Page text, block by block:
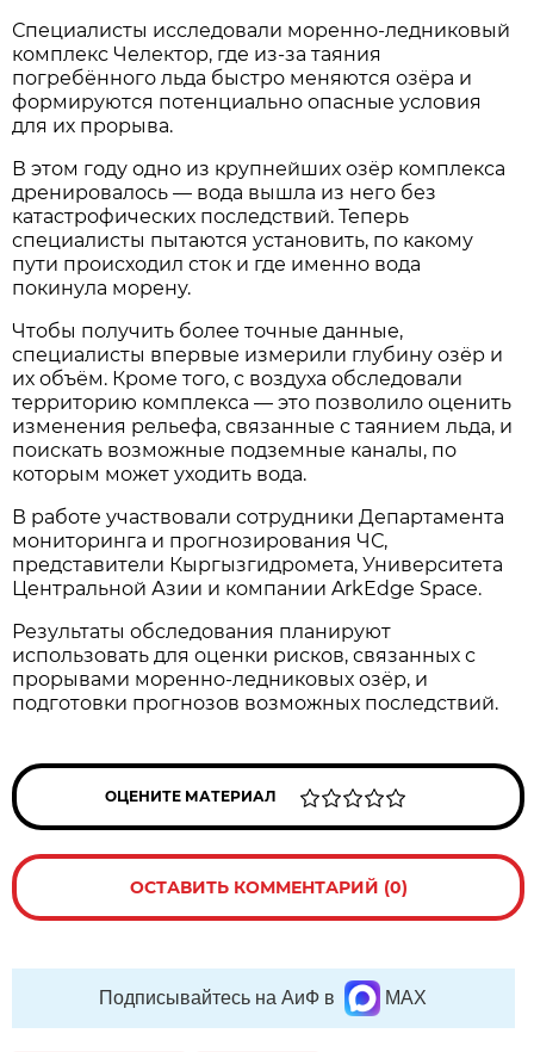
Специалисты исследовали моренно-ледниковый
комплекс Челектор, где из-за таяния
погребённого льда быстро меняются озёра и
формируются потенциально опасные условия
для их прорыва.
В этом году одно из крупнейших озёр комплекса
дренировалось — вода вышла из него без
катастрофических последствий. Теперь
специалисты пытаются установить, по какому
пути происходил сток и где именно вода
покинула морену.
Чтобы получить более точные данные,
специалисты впервые измерили глубину озёр и
их объём. Кроме того, с воздуха обследовали
территорию комплекса — это позволило оценить
изменения рельефа, связанные с таянием льда, и
поискать возможные подземные каналы, по
которым может уходить вода.
В работе участвовали сотрудники Департамента
мониторинга и прогнозирования ЧС,
представители Кыргызгидромета, Университета
Центральной Азии и компании ArkEdge Space.
Результаты обследования планируют
использовать для оценки рисков, связанных с
прорывами моренно-ледниковых озёр, и
подготовки прогнозов возможных последствий.
ОЦЕНИТЕ МАТЕРИАЛ
ОСТАВИТЬ КОММЕНТАРИЙ (0)
Подписывайтесь на АиФ в MAX